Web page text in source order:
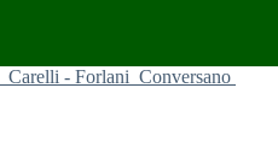
Carelli - Forlani Conversano